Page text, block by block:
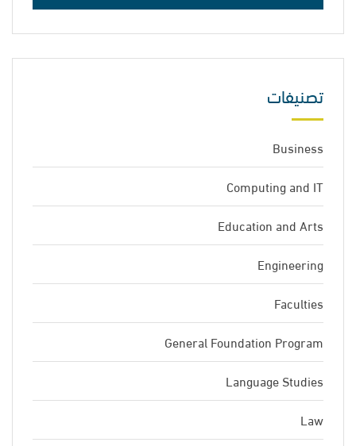
تصنيفات
Business
Computing and IT
Education and Arts
Engineering
Faculties
General Foundation Program
Language Studies
Law